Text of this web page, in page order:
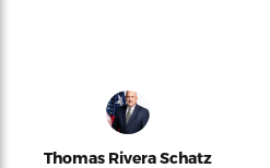
Thomas Rivera Schatz